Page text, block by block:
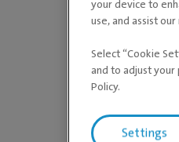
your device to
use, and assist
Select “Cookie
and to adjust your
Policy.
Settings